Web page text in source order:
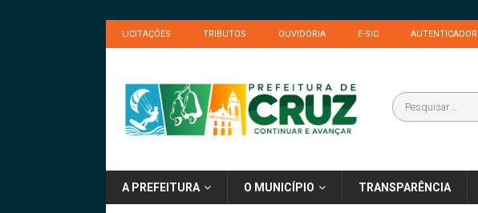
LICITAÇÕES TRIBUTOS OUVIDORIA E-SIC AUTENTICADOR
A PREFEITURA O MUNICÍPIO TRANSPARÊNCIA